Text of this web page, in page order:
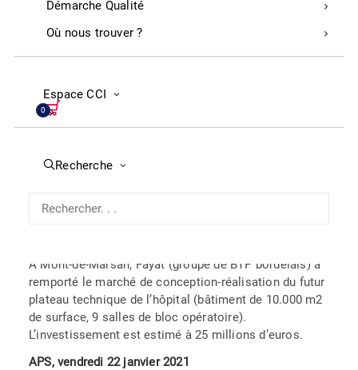
Démarche Qualité
Où nous trouver ?
Espace CCI
0
Recherche
Dans les Landes, après la pandémie de Covid, les
près de trois millions d’euros d’aides. Une enveloppe
aux intempéries.
Sud Ouest, P.12, mardi 26 janvier 2021
Fayat pour réaliser la plateau technique de
A Mont-de-Marsan, Fayat (groupe de BTP bordelais) a
remporté le marché de conception-réalisation du futur
plateau technique de l’hôpital (bâtiment de 10.000 m2
de surface, 9 salles de bloc opératoire).
L’investissement est estimé à 25 millions d’euros.
APS, vendredi 22 janvier 2021